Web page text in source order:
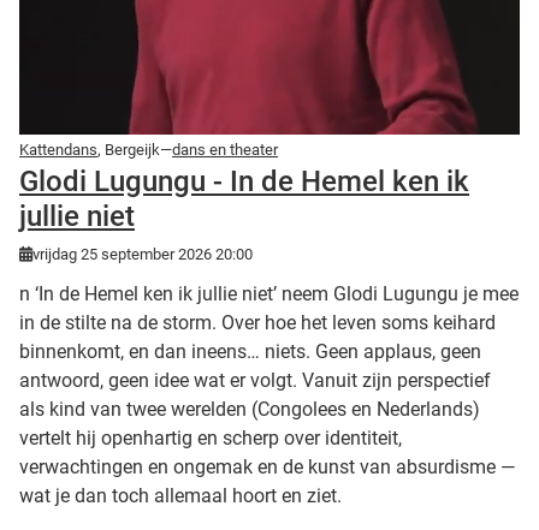
Kattendans, Bergeijk—dans en theater
Glodi Lugungu - In de Hemel ken ik
jullie niet
vrijdag 25 september 2026 20:00
n ‘In de Hemel ken ik jullie niet’ neem Glodi Lugungu je mee
in de stilte na de storm. Over hoe het leven soms keihard
binnenkomt, en dan ineens… niets. Geen applaus, geen
antwoord, geen idee wat er volgt. Vanuit zijn perspectief
als kind van twee werelden (Congolees en Nederlands)
vertelt hij openhartig en scherp over identiteit,
verwachtingen en ongemak en de kunst van absurdisme —
wat je dan toch allemaal hoort en ziet.